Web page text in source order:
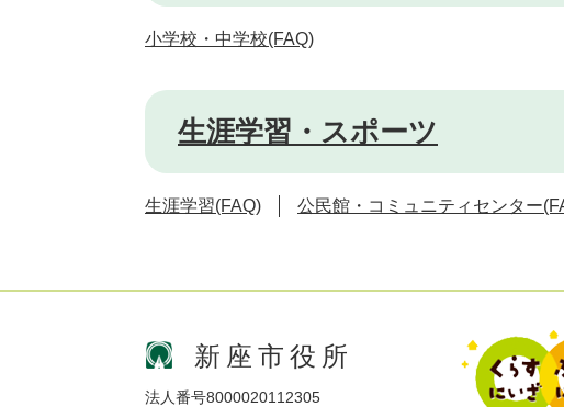
小学校・中学校(FAQ)
生涯学習・スポーツ
生涯学習(FAQ) 公民館・コミュニティセンター
新座市役所
法人番号8000020112305